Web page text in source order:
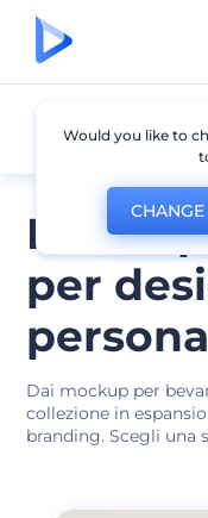
per
Dai mockup per
collezione in
branding. Scegli una
Mockup
Would you like to
CHANGE